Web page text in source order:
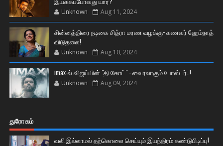
Unknown Aug 11, 2024
சின்னத்திரை நடிகை சித்ரா மரண வழக்கு- கணவர் ஹேம்நாத்
விடுதலை!
Unknown Aug 10, 2024
imax-ல் விஜய்யின் "தி கோட்" - வைரலாகும் போஸ்டர்..!
Unknown Aug 09, 2024
துரோகம்
வலி இல்லாமல் தற்கொலை செய்யும் இயந்திரம் கண்டுபிடிப்பு!